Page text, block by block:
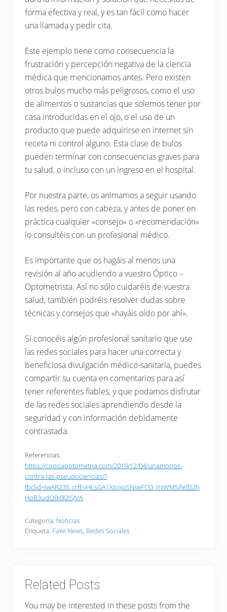
forma efectiva y real, y es tan fácil como hacer
una llamada y pedir cita.
Este ejemplo tiene como consecuencia la
frustración y percepción negativa de la ciencia
médica que mencionamos antes. Pero existen
otros bulos mucho más peligrosos, como el uso
de alimentos o sustancias que solemos tener por
casa introducidas en el ojo, o el uso de un
producto que puede adquirirse en internet sin
receta ni control alguno. Esta clase de bulos
pueden terminar con consecuencias graves para
tu salud, o incluso con un ingreso en el hospital.
Por nuestra parte, os animamos a seguir usando
las redes, pero con cabeza, y antes de poner en
práctica cualquier «consejo» o «recomendación»
lo consultéis con un profesional médico.
Es importante que os hagáis al menos una
revisión al año acudiendo a vuestro Óptico –
Optometrista. Así no sólo cuidaréis de vuestra
salud, también podréis resolver dudas sobre
técnicas y consejos que «hayáis oído por ahí».
Si conocéis algún profesional sanitario que use
las redes sociales para hacer una correcta y
beneficiosa divulgación médico-sanitaria, puedes
compartir su cuenta en comentarios para así
tener referentes fiables, y que podamos disfrutar
de las redes sociales aprendiendo desde la
seguridad y con información debidamente
contrastada.
Referencias:
https://coooaoptometria.com/2019/12/04/unamonos-
contra-las-pseudociencias/?
fbclid=IwAR23S_crfEyHLsGA1XsvxqSNseFCO_miWMSifefD2h
HoB3udOBi0l2lSJVA
Categoría: Noticias
Etiqueta: Fake News, Redes Sociales
Related Posts
You may be interested in these posts from the